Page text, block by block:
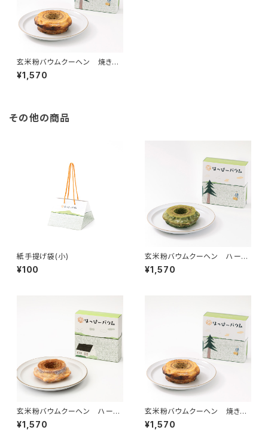
玄米粉バウムクーヘン 焼きと
うもろこし（季節限定）
¥1,570
その他の商品
紙手提げ袋(小)
¥100
玄米粉バウムクーヘン ハード
抹茶（季節限定）
¥1,570
玄米粉バウムクーヘン ハード
プレーン
¥1,570
玄米粉バウムクーヘン 焼きと
うもろこし（季節限定）
¥1,570